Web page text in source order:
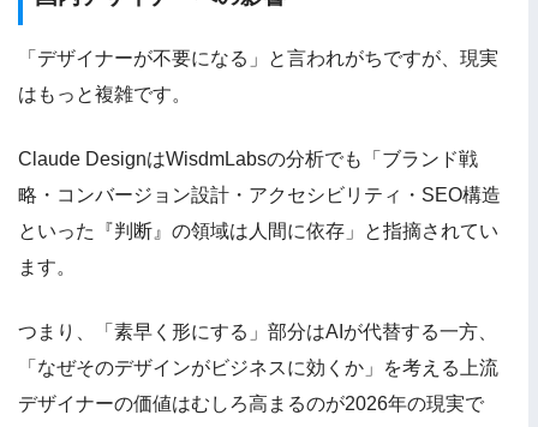
「デザイナーが不要になる」と言われがちですが、現実
はもっと複雑です。
Claude DesignはWisdmLabsの分析でも「ブランド戦
略・コンバージョン設計・アクセシビリティ・SEO構造
といった『判断』の領域は人間に依存」と指摘されてい
ます。
つまり、「素早く形にする」部分はAIが代替する一方、
「なぜそのデザインがビジネスに効くか」を考える上流
デザイナーの価値はむしろ高まるのが2026年の現実で